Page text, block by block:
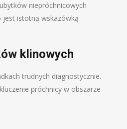
niepróchnicowych
jest istotną wskazówką
klinowych
trudnych diagnostycznie.
próchnicy w obszarze